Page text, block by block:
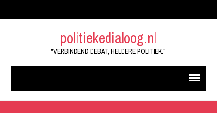
politiekedialoog.nl
"VERBINDEND DEBAT, HELDERE POLITIEK."